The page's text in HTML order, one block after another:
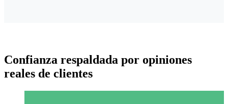
Confianza respaldada por opiniones
reales de clientes